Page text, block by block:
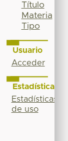
Título
Materia
Tipo
Usuario
Acceder
Estadísticas
Estadísticas
de uso